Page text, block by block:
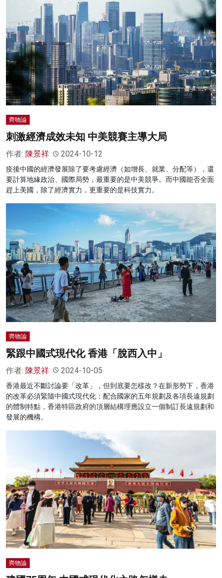
齊物論
刺激經濟成效未知 中美競賽主導大局
作者: 陳景祥 2024-10-12
疫後中國的經濟發展除了要考慮經濟（如增長、就業、分配等），還
要計算地緣政治、國際局勢，最重要的是中美競爭。而中國能否全面
趕上美國，除了經濟實力，更重要的是科技實力。
齊物論
緊跟中國式現代化 香港「脫西入中」
作者: 陳景祥 2024-10-05
香港最近不斷討論要「改革」，但到底要怎樣改？在新形勢下，香港
的改革必須緊隨中國式現代化：配合國家的五年規劃及各項長遠規劃
的體制特點，香港特區政府的頂層結構理應設立一個制訂長遠規劃和
發展的機構。
齊物論